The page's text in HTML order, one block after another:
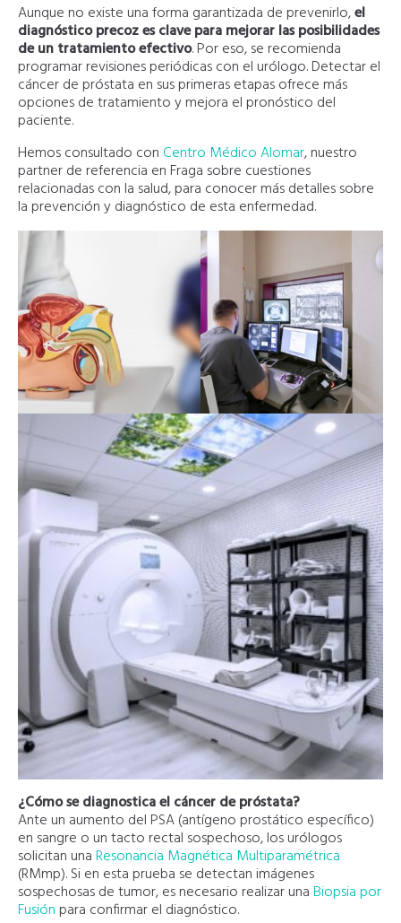
Aunque no existe una forma garantizada de prevenirlo,el
diagnóstico precoz es clave para mejorar las posibilidades
de un tratamiento efectivo. Por eso, se recomienda
programar revisiones periódicas con el urólogo. Detectar el
cáncer de próstata en sus primeras etapas ofrece más
opciones de tratamiento y mejora el pronóstico del
paciente.
Hemos consultado con Centro Médico Alomar, nuestro
partner de referencia en Fraga sobre cuestiones
relacionadas con la salud, para conocer más detalles sobre
la prevención y diagnóstico de esta enfermedad.
¿Cómo se diagnostica el cáncer de próstata?
Ante un aumento del PSA (antígeno prostático específico)
en sangre o un tacto rectal sospechoso, los urólogos
solicitan unaResonancia Magnética Multiparamétrica
(RMmp). Si en esta prueba se detectan imágenes
sospechosas de tumor, es necesario realizar unaBiopsia por
Fusión para confirmar el diagnóstico.